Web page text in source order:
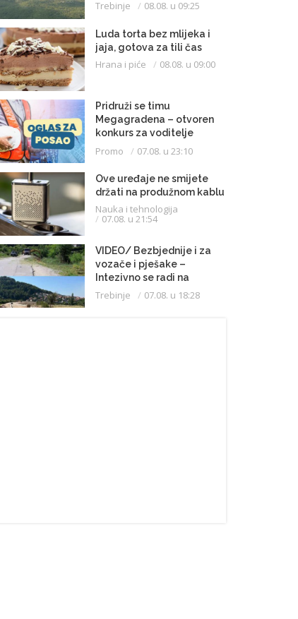
Trebinje 08.08. u 09:25
Luda torta bez mlijeka i
jaja, gotova za tili čas
Hrana i piće 08.08. u 09:00
Pridruži se timu
Megagradena – otvoren
konkurs za voditelje
gradilišta
Promo 07.08. u 23:10
Ove uređaje ne smijete
držati na produžnom kablu
Nauka i tehnologija
07.08. u 21:54
VIDEO/ Bezbjednije i za
vozače i pješake –
Intezivno se radi na
proširenju saobraćajnice
Trebinje 07.08. u 18:28